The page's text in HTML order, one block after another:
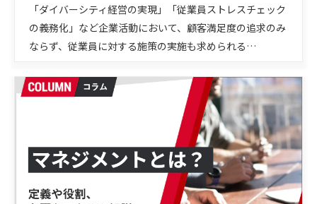
「ダイバーシティ経営の実現」「従業員ストレスチェック
の義務化」など企業活動において、顧客満足度の追求のみ
ならず、従業員に対する施策の実施も求められる…